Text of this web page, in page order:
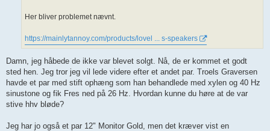
Her bliver problemet nævnt.
https://mainlytannoy.com/products/lovel ... s-speakers
Damn, jeg håbede de ikke var blevet solgt. Nå, de er kommet et godt
sted hen. Jeg tror jeg vil lede videre efter et andet par. Troels Graversen
havde et par med stift ophæng som han behandlede med xylen og 40 Hz
sinustone og fik Fres ned på 26 Hz. Hvordan kunne du høre at de var
stive hhv bløde?
Jeg har jo også et par 12" Monitor Gold, men det kræver vist en